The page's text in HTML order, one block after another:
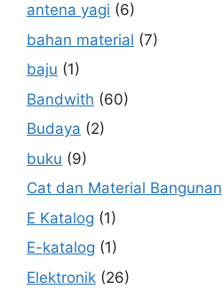
antena yagi (6)
bahan material (7)
baju (1)
Bandwith (60)
Budaya (2)
buku (9)
Cat dan Material Bangunan
E Katalog (1)
E-katalog (1)
Elektronik (26)